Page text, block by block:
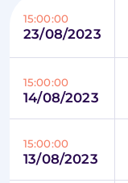
15:00:00
23/08/2023
15:00:00
14/08/2023
15:00:00
13/08/2023